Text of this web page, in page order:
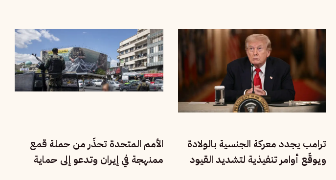
ترامب يجدد معركة الجنسية بالولادة
ويوقّع أوامر تنفيذية لتشديد القيود
الأمم المتحدة تحذّر من حملة قمع
ممنهجة في إيران وتدعو إلى حماية